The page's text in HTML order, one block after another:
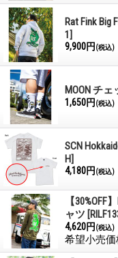
Rat Fink
1]
9,900円 (税込)
MOON チ
1,650円 (税込)
SCN
H]
4,180円 (税込)
【30%OFF
ャツ
4,620円 (税込)
希望小売価